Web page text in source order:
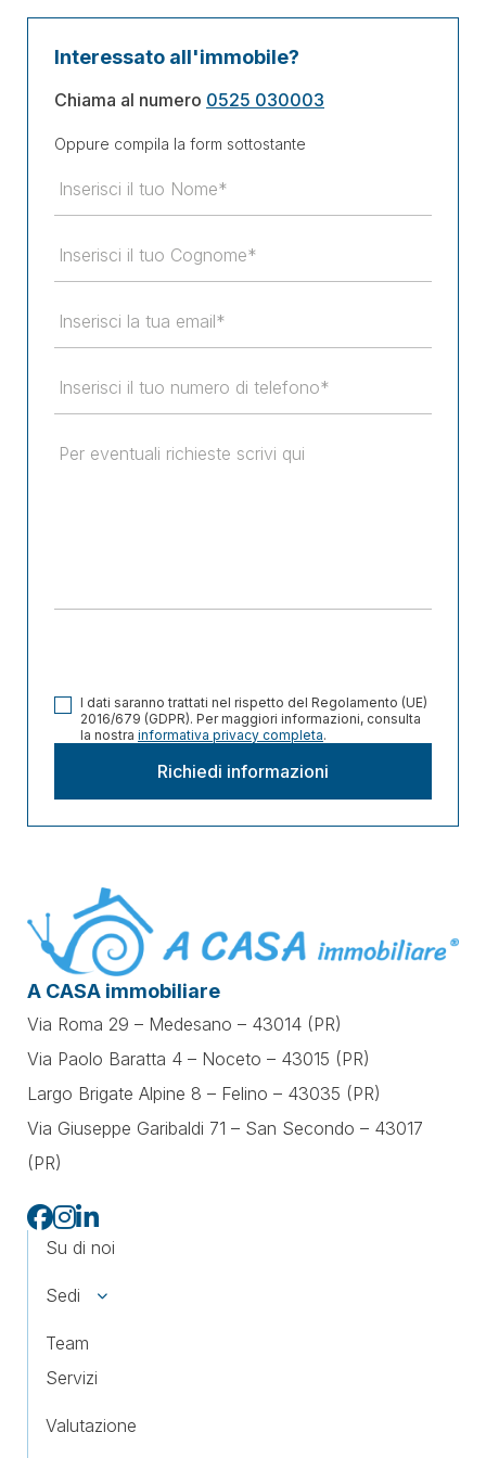
Interessato all'immobile?
Chiama al numero 0525 030003
Oppure compila la form sottostante
I dati saranno trattati nel rispetto del Regolamento (UE)
2016/679 (GDPR). Per maggiori informazioni, consulta
la nostra informativa privacy completa.
A CASA immobiliare
Via Roma 29 – Medesano – 43014 (PR)
Via Paolo Baratta 4 – Noceto – 43015 (PR)
Largo Brigate Alpine 8 – Felino – 43035 (PR)
Via Giuseppe Garibaldi 71 – San Secondo – 43017
(PR)
Su di noi
Sedi
Team
Servizi
Valutazione